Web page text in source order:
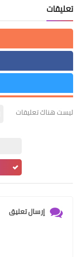
تعليقات
ليست هناك تعليقات
إرسال تعليق